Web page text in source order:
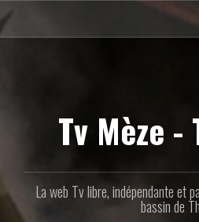
au
contenu
Tv Mèze -
La web Tv libre, indépendante et
bassin de